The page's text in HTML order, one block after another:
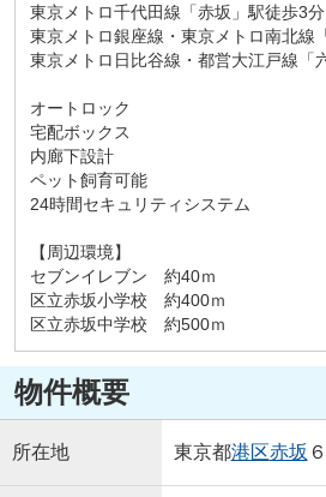
東京メトロ千代田線「赤坂」駅徒歩3分
東京メトロ銀座線・東京メトロ南北線
東京メトロ日比谷線・都営大江戸線「
オートロック
宅配ボックス
内廊下設計
ペット飼育可能
24時間セキュリティシステム
【周辺環境】
セブンイレブン 約40ｍ
区立赤坂小学校 約400ｍ
区立赤坂中学校 約500ｍ
物件概要
所在地 東京都港区赤坂